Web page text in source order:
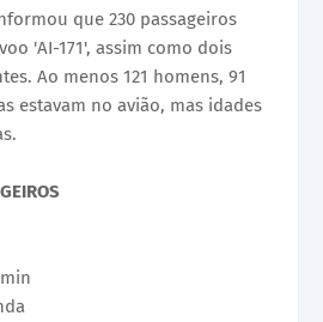
que 230 passageiros
'AI-171', assim como dois
Ao menos 121 homens, 91
estavam no avião, mas idades